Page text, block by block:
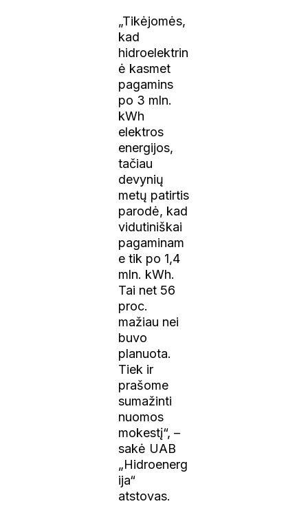
„Tikėjomės,
kad
hidroelektrin
ė kasmet
pagamins
po 3 mln.
kWh
elektros
energijos,
tačiau
devynių
metų patirtis
parodė, kad
vidutiniškai
pagaminam
e tik po 1,4
mln. kWh.
Tai net 56
proc.
mažiau nei
buvo
planuota.
Tiek ir
prašome
sumažinti
nuomos
mokestį“, –
sakė UAB
„Hidroenerg
ija“
atstovas.